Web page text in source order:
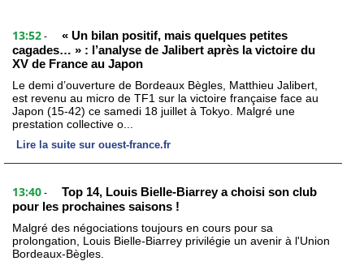
13:52 -
« Un bilan positif, mais quelques petites
cagades… » : l’analyse de Jalibert après la victoire du
XV de France au Japon
Le demi d’ouverture de Bordeaux Bègles, Matthieu Jalibert,
est revenu au micro de TF1 sur la victoire française face au
Japon (15-42) ce samedi 18 juillet à Tokyo. Malgré une
prestation collective o...
Lire la suite sur ouest-france.fr
13:40 -
Top 14, Louis Bielle-Biarrey a choisi son club
pour les prochaines saisons !
Malgré des négociations toujours en cours pour sa
prolongation, Louis Bielle-Biarrey privilégie un avenir à l'Union
Bordeaux-Bègles.